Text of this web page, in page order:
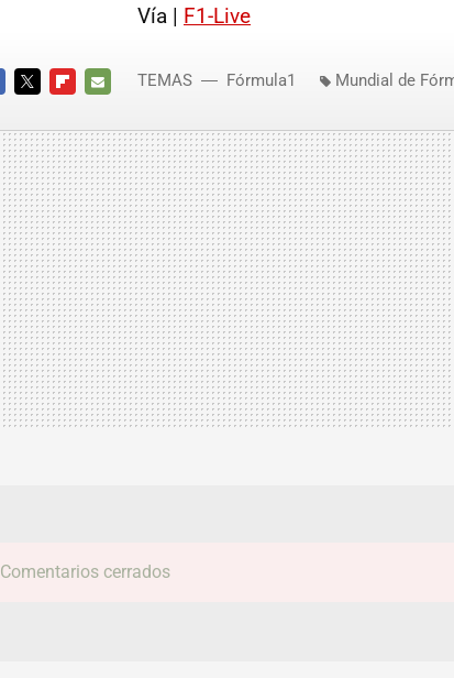
Vía | F1-Live
MAIL
TEMAS Fórmula1 Mundial de
Comentarios cerrados